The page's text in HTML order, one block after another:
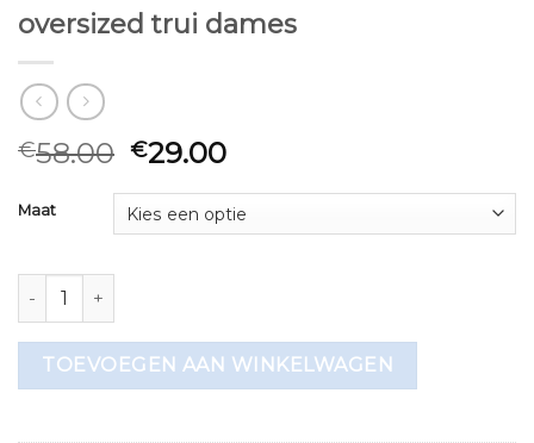
oversized trui dames
€58.00 €29.00
Maat
oversized trui dames aantal
TOEVOEGEN AAN WINKELWAGEN